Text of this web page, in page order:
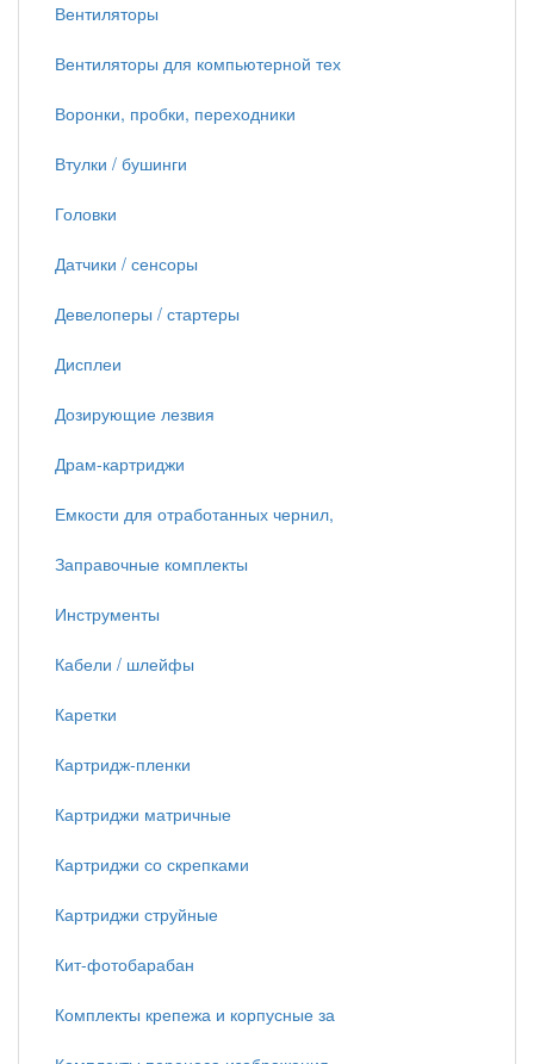
Вентиляторы
Вентиляторы для компьютерной тех
Воронки, пробки, переходники
Втулки / бушинги
Головки
Датчики / сенсоры
Девелоперы / стартеры
Дисплеи
Дозирующие лезвия
Драм-картриджи
Емкости для отработанных чернил,
Заправочные комплекты
Инструменты
Кабели / шлейфы
Каретки
Картридж-пленки
Картриджи матричные
Картриджи со скрепками
Картриджи струйные
Кит-фотобарабан
Комплекты крепежа и корпусные за